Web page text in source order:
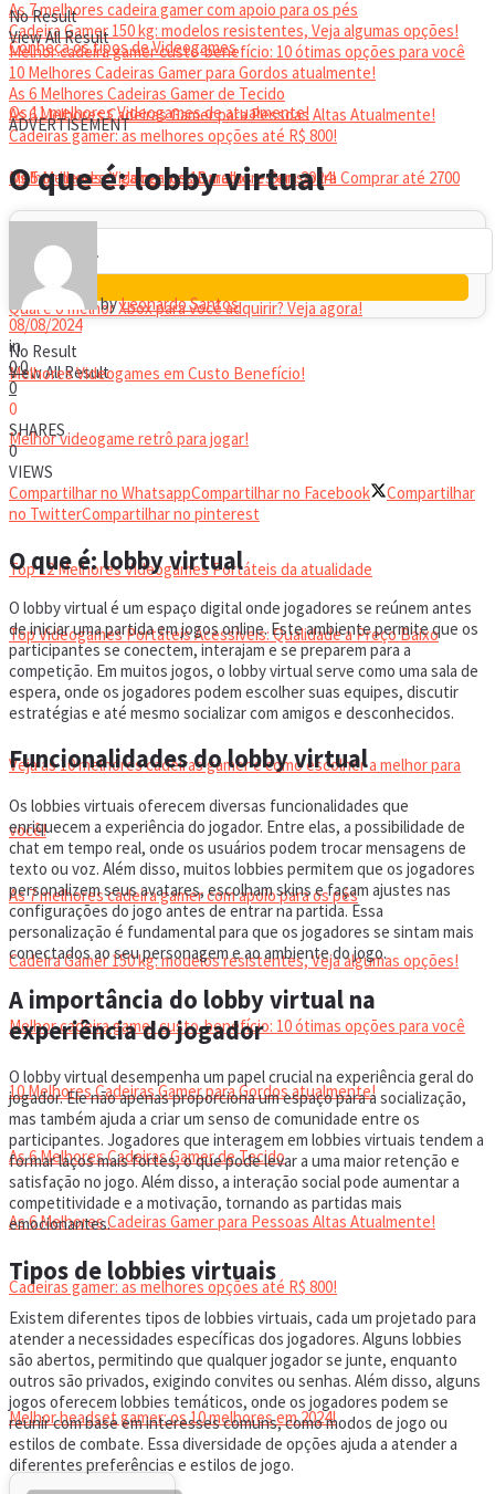
As 7 melhores cadeira gamer com apoio para os pés
Cadeira Gamer 150 kg: modelos resistentes, Veja algumas opções!
Melhor cadeira gamer custo-benefício: 10 ótimas opções para você
10 Melhores Cadeiras Gamer para Gordos atualmente!
As 6 Melhores Cadeiras Gamer de Tecido
As 6 Melhores Cadeiras Gamer para Pessoas Altas Atualmente!
Cadeiras gamer: as melhores opções até R$ 800!
Melhor headset gamer: os 10 melhores em 2024!
No Result
View All Result
Conheça os tipos de Videogames
Os 11 melhores Videogames de atualmente!
Os 5 Melhores Videogames Baratos e Bons para Comprar até 2700
Reais
Qual é o melhor Xbox para você adquirir? Veja agora!
Melhores Videogames em Custo Benefício!
Melhor videogame retrô para jogar!
VIDEOGAMES PORTÁTEIS
Top 12 Melhores Videogames Portáteis da atualidade
Top Videogames Portáteis Acessíveis: Qualidade a Preço Baixo
CADEIRA GAMER
Veja as 10 melhores cadeiras gamer e como escolher a melhor para
você!
As 7 melhores cadeira gamer com apoio para os pés
Cadeira Gamer 150 kg: modelos resistentes, Veja algumas opções!
Melhor cadeira gamer custo-benefício: 10 ótimas opções para você
10 Melhores Cadeiras Gamer para Gordos atualmente!
As 6 Melhores Cadeiras Gamer de Tecido
As 6 Melhores Cadeiras Gamer para Pessoas Altas Atualmente!
Cadeiras gamer: as melhores opções até R$ 800!
HEADSET
Melhor headset gamer: os 10 melhores em 2024!
No Result
View All Result
ADVERTISEMENT
O que é: lobby virtual
byLeonardo Santos
08/08/2024
in
00
0
0
SHARES
0
VIEWS
Compartilhar no WhatsappCompartilhar no Facebook
Compartilhar
no TwitterCompartilhar no pinterest
O que é: lobby virtual
O lobby virtual é um espaço digital onde jogadores se reúnem antes
de iniciar uma partida em jogos online. Este ambiente permite que os
participantes se conectem, interajam e se preparem para a
competição. Em muitos jogos, o lobby virtual serve como uma sala de
espera, onde os jogadores podem escolher suas equipes, discutir
estratégias e até mesmo socializar com amigos e desconhecidos.
Funcionalidades do lobby virtual
Os lobbies virtuais oferecem diversas funcionalidades que
enriquecem a experiência do jogador. Entre elas, a possibilidade de
chat em tempo real, onde os usuários podem trocar mensagens de
texto ou voz. Além disso, muitos lobbies permitem que os jogadores
personalizem seus avatares, escolham skins e façam ajustes nas
configurações do jogo antes de entrar na partida. Essa
personalização é fundamental para que os jogadores se sintam mais
conectados ao seu personagem e ao ambiente do jogo.
A importância do lobby virtual na
experiência do jogador
O lobby virtual desempenha um papel crucial na experiência geral do
jogador. Ele não apenas proporciona um espaço para a socialização,
mas também ajuda a criar um senso de comunidade entre os
participantes. Jogadores que interagem em lobbies virtuais tendem a
formar laços mais fortes, o que pode levar a uma maior retenção e
satisfação no jogo. Além disso, a interação social pode aumentar a
competitividade e a motivação, tornando as partidas mais
emocionantes.
Tipos de lobbies virtuais
Existem diferentes tipos de lobbies virtuais, cada um projetado para
atender a necessidades específicas dos jogadores. Alguns lobbies
são abertos, permitindo que qualquer jogador se junte, enquanto
outros são privados, exigindo convites ou senhas. Além disso, alguns
jogos oferecem lobbies temáticos, onde os jogadores podem se
reunir com base em interesses comuns, como modos de jogo ou
estilos de combate. Essa diversidade de opções ajuda a atender a
diferentes preferências e estilos de jogo.